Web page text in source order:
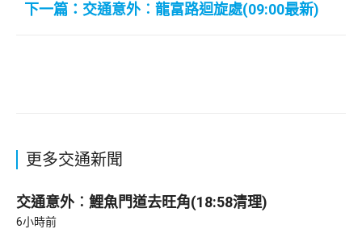
下一篇：交通意外︰龍富路迴旋處(09:00最新)
更多交通新聞
交通意外︰鯉魚門道去旺角(18:58清理)
6小時前